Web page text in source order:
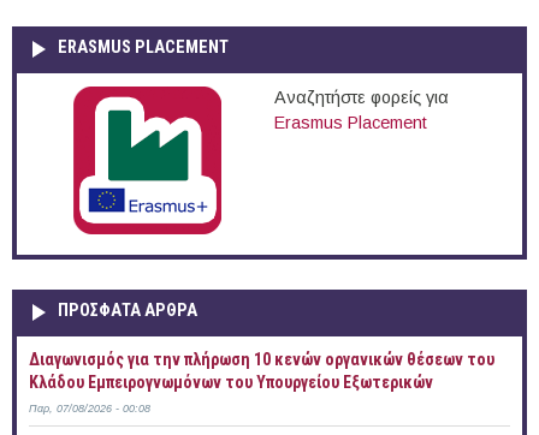
ERASMUS PLACEMENT
Αναζητήστε φορείς για
Erasmus Placement
ΠΡOΣΦΑΤΑ AΡΘΡΑ
Διαγωνισμός για την πλήρωση 10 κενών οργανικών θέσεων του
Κλάδου Εμπειρογνωμόνων του Υπουργείου Εξωτερικών
Παρ, 07/08/2026 - 00:08